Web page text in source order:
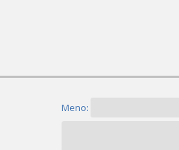
Meno: